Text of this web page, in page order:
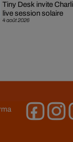
4 août 2026
Tiny Desk invite
live session solaire